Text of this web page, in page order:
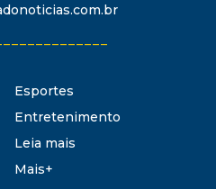
Esportes
Entretenimento
Leia mais
Mais+